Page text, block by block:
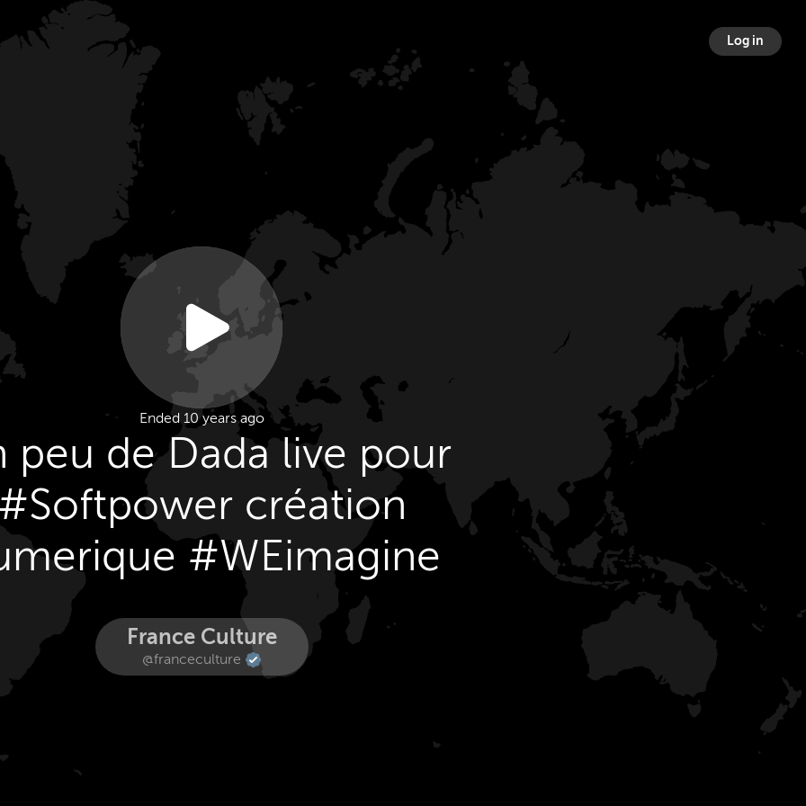
Ended 10 years ago
peu de Dada live pour
création
#WEimagine
France Culture
@franceculture
Log in